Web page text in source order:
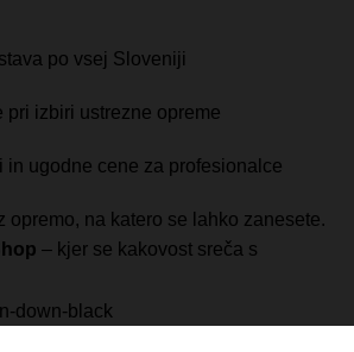
po vsej Sloveniji
pri izbiri ustrezne opreme
in ugodne cene za profesionalce
opremo, na katero se lahko zanesete.
– kjer se kakovost sreča s